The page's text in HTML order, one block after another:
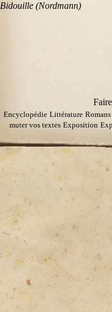
Bidouille (Nordmann)
Encyclopédie Littérature Romans
muter vos textes Exposition